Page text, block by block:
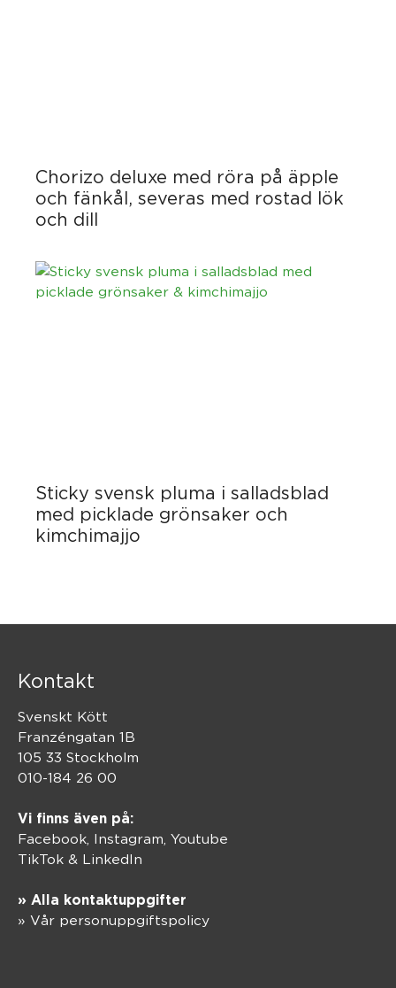
Chorizo deluxe med röra på äpple
och fänkål, severas med rostad lök
och dill
Sticky svensk pluma i salladsblad
med picklade grönsaker och
kimchimajjo
Kontakt
Svenskt Kött
Franzéngatan 1B
105 33 Stockholm
010-184 26 00
Vi finns även på:
Facebook, Instagram Youtube
TikTok & LinkedIn
» Alla kontaktuppgifter
» Vår personuppgiftspolicy